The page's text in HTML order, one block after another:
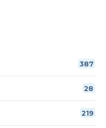
387
28
219